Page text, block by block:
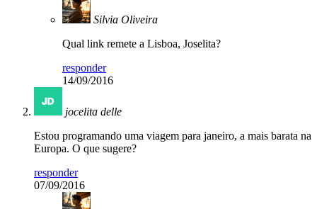
Silvia Oliveira
Qual link remete a Lisboa, Joselita?
responder
14/09/2016
jocelita delle
Estou programando uma viagem para janeiro, a mais barata na
Europa. O que sugere?
responder
07/09/2016